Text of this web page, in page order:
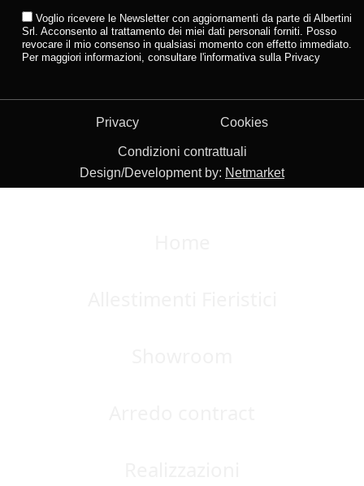
Voglio ricevere le Newsletter con aggiornamenti da parte di Albertini
Srl. Acconsento al trattamento dei miei dati personali forniti. Posso
revocare il mio consenso in qualsiasi momento con effetto immediato.
Per maggiori informazioni, consultarel'informativa sulla Privacy
Privacy Cookies
Condizioni contrattuali
Design/Development by: Netmarket